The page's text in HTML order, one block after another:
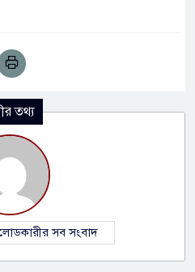
তথ্য
সব সংবাদ